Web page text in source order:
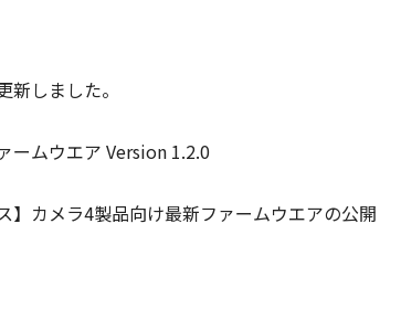
しました。
ームウエア Version 1.2.0
】カメラ4製品向け最新ファームウエアの公開